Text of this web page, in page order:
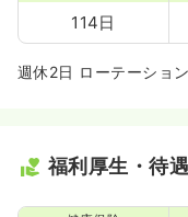
114日
週休2日 ローテーショ
福利厚生・待遇